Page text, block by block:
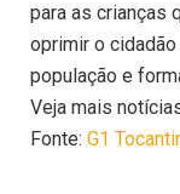
para as crianças
oprimir o
população e
Veja mais
Fonte: G1